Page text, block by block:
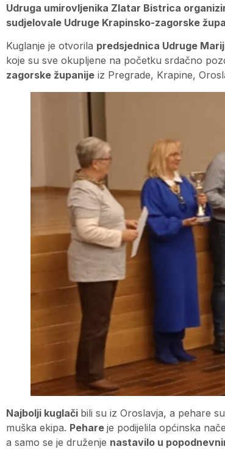
Udruga umirovljenika Zlatar Bistrica
sudjelovale Udruge Krapinsko-zagorske
Kuglanje je otvorila predsjednica Udruge
koje su sve okupljene na početku srdačno
zagorske županije iz Pregrade, Krapine,
Najbolji kuglači bili su iz Oroslavja, a pehare
muška ekipa. Pehare je podijelila općinska
a samo se je druženje nastavilo u